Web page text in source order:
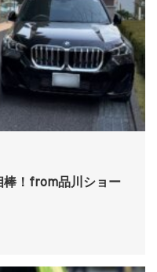
棒！from品川ショー